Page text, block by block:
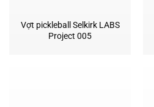
Vợt pickleball Selkirk LABS
Project 005